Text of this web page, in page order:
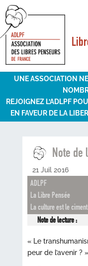
Sélectionner une page
UNE ASSOCIATION
REJOIGNEZ L’ADLPF
EN FAVEUR DE LA
Note de
21 Juil 2016
ADLPF
La Libre Pensée
La culture est le
Note de lecture :
« Le
peur de l’avenir ?